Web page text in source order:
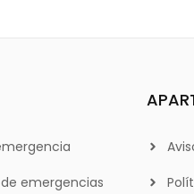
emergencias